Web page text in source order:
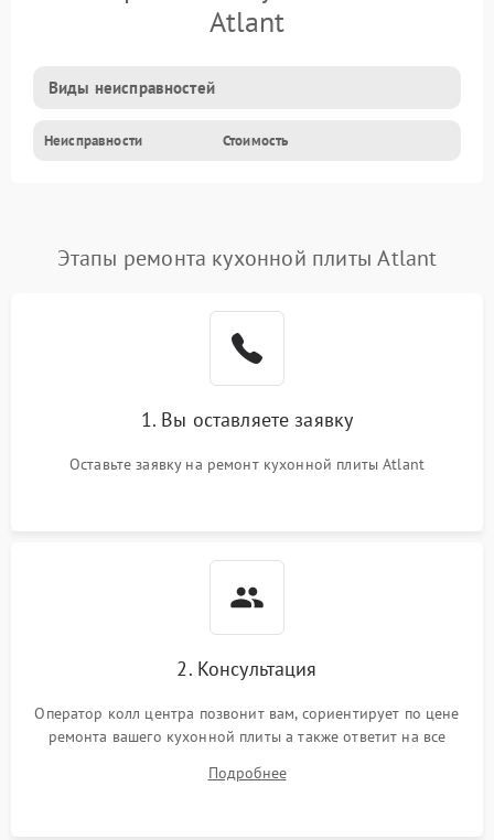
Atlant
Виды неисправностей
Неисправности Стоимость
Этапы ремонта кухонной плиты Atlant
1. Вы оставляете заявку
Оставьте заявку на ремонт кухонной плиты Atlant
2. Консультация
Оператор колл центра позвонит вам, сориентирует по цене
ремонта вашего кухонной плиты а также ответит на все
Подробнее